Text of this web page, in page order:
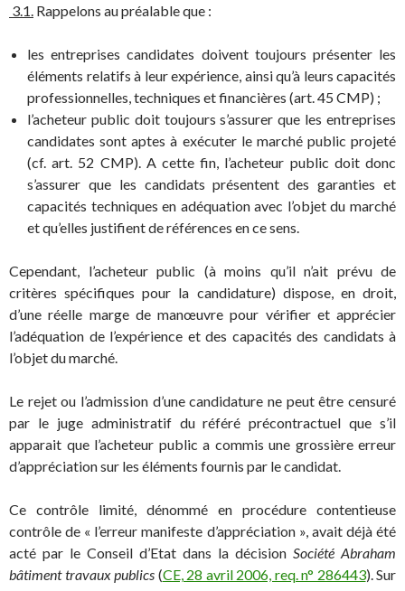
3.1. Rappelons au préalable que :
les entreprises candidates doivent toujours présenter les
éléments relatifs à leur expérience, ainsi qu’à leurs capacités
professionnelles, techniques et financières (art. 45 CMP) ;
l’acheteur public doit toujours s’assurer que les entreprises
candidates sont aptes à exécuter le marché public projeté
(cf. art. 52 CMP). A cette fin, l’acheteur public doit donc
s’assurer que les candidats présentent des garanties et
capacités techniques en adéquation avec l’objet du marché
et qu’elles justifient de références en ce sens.
Cependant, l’acheteur public (à moins qu’il n’ait prévu de
critères spécifiques pour la candidature) dispose, en droit,
d’une réelle marge de manœuvre pour vérifier et apprécier
l’adéquation de l’expérience et des capacités des candidats à
l’objet du marché.
Le rejet ou l’admission d’une candidature ne peut être censuré
par le juge administratif du référé précontractuel que s’il
apparait que l’acheteur public a commis une grossière erreur
d’appréciation sur les éléments fournis par le candidat.
Ce contrôle limité, dénommé en procédure contentieuse
contrôle de « l’erreur manifeste d’appréciation », avait déjà été
acté par le Conseil d’Etat dans la décision Société Abraham
bâtiment travaux publics (CE, 28 avril 2006, req. n° 286443). Sur